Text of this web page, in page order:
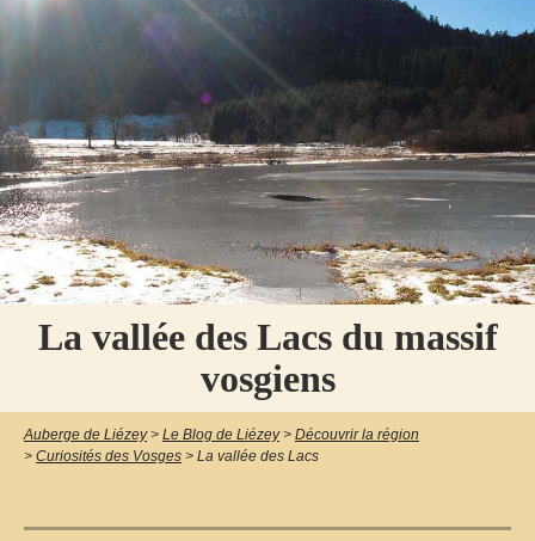
La vallée des Lacs du massif
vosgiens
Auberge de Liézey > Le Blog de Liézey > Découvrir la région
> Curiosités des Vosges > La vallée des Lacs